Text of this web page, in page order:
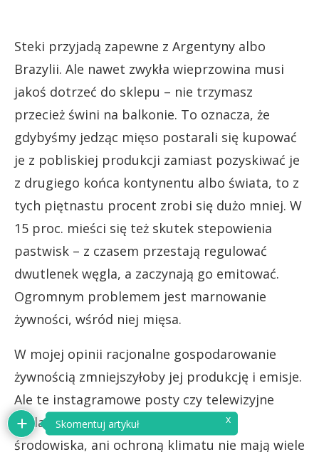
Steki przyjadą zapewne z Argentyny albo
Brazylii. Ale nawet zwykła wieprzowina musi
jakoś dotrzeć do sklepu – nie trzymasz
przecież świni na balkonie. To oznacza, że
gdybyśmy jedząc mięso postarali się kupować
je z pobliskiej produkcji zamiast pozyskiwać je
z drugiego końca kontynentu albo świata, to z
tych piętnastu procent zrobi się dużo mniej. W
15 proc. mieści się też skutek stepowienia
pastwisk – z czasem przestają regulować
dwutlenek węgla, a zaczynają go emitować.
Ogromnym problemem jest marnowanie
żywności, wśród niej mięsa.
W mojej opinii racjonalne gospodarowanie
żywnością zmniejszyłoby jej produkcję i emisje.
Ale te instagramowe posty czy telewizyjne
reklamy różnych firm ani z ochroną
środowiska, ani ochroną klimatu nie mają wiele
Skomentuj artykuł x